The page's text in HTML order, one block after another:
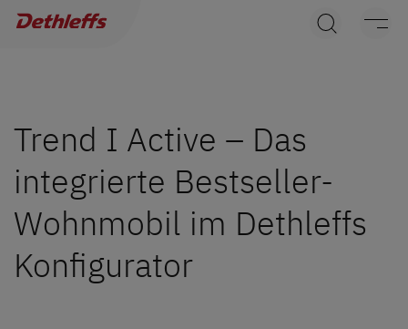
Wohnmobile
Camper Vans
Dethleffs Original Zubehör
Service
Trend I Active – Das
integrierte Bestseller-
Wohnmobil im Dethleffs
Konfigurator